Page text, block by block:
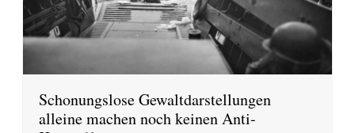
Schonungslose Gewaltdarstellungen
alleine machen noch keinen Anti-